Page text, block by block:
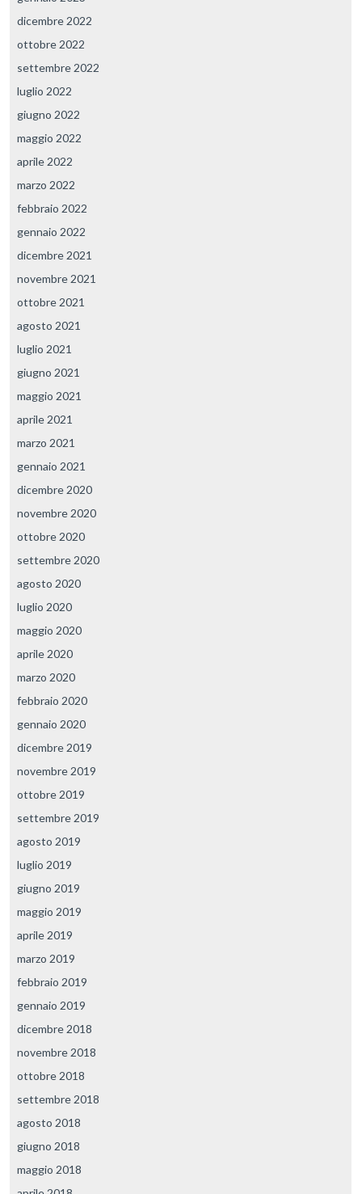
dicembre 2022
ottobre 2022
settembre 2022
luglio 2022
giugno 2022
maggio 2022
aprile 2022
marzo 2022
febbraio 2022
gennaio 2022
dicembre 2021
novembre 2021
ottobre 2021
agosto 2021
luglio 2021
giugno 2021
maggio 2021
aprile 2021
marzo 2021
gennaio 2021
dicembre 2020
novembre 2020
ottobre 2020
settembre 2020
agosto 2020
luglio 2020
maggio 2020
aprile 2020
marzo 2020
febbraio 2020
gennaio 2020
dicembre 2019
novembre 2019
ottobre 2019
settembre 2019
agosto 2019
luglio 2019
giugno 2019
maggio 2019
aprile 2019
marzo 2019
febbraio 2019
gennaio 2019
dicembre 2018
novembre 2018
ottobre 2018
settembre 2018
agosto 2018
giugno 2018
maggio 2018